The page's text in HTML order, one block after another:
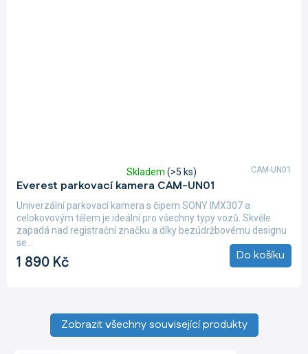
Everest parkovací kamera CAM-UN01
hodnocení
produktu
je
5,0
z
hvězdiček.
Skladem (>5 ks)
1 890 Kč Do košíku
Univerzální parkovací kamera s čipem SONY IMX307 a
celokovovým tělem je ideální pro všechny typy vozů. Skvěle
zapadá nad registrační značku a díky bezúdržbovému designu
se...
CAM-UN01
Zobrazit všechny související produkty